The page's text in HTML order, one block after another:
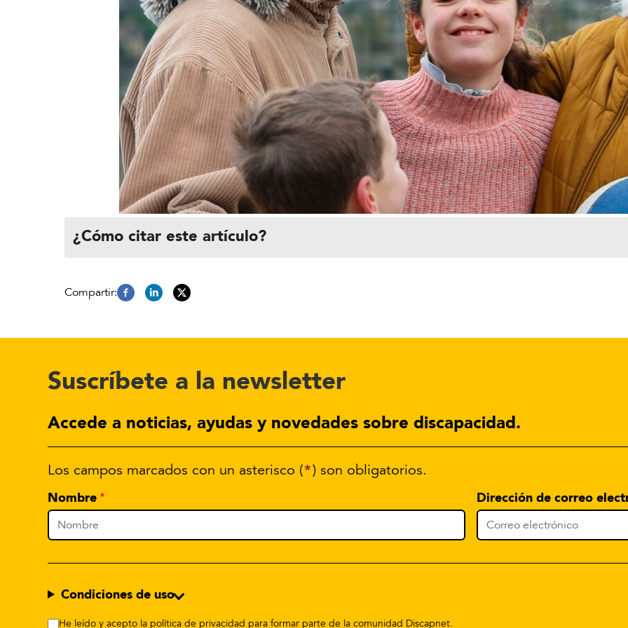
¿Cómo citar este artículo?
Suscríbete a la newsletter
Accede a noticias, ayudas y novedades sobre discapacidad.
Los campos marcados con un asterisco (*) son obligatorios.
Nombre Dirección de correo
Condiciones de uso
He leído y acepto la política de privacidad para formar parte de la comunidad Discapnet.